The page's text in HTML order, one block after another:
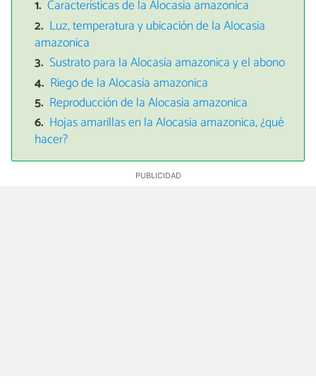
Características de la Alocasia amazonica
Luz, temperatura y ubicación de la Alocasia
amazonica
Sustrato para la Alocasia amazonica y el abono
Riego de la Alocasia amazonica
Reproducción de la Alocasia amazonica
Hojas amarillas en la Alocasia amazonica, ¿qué
hacer?